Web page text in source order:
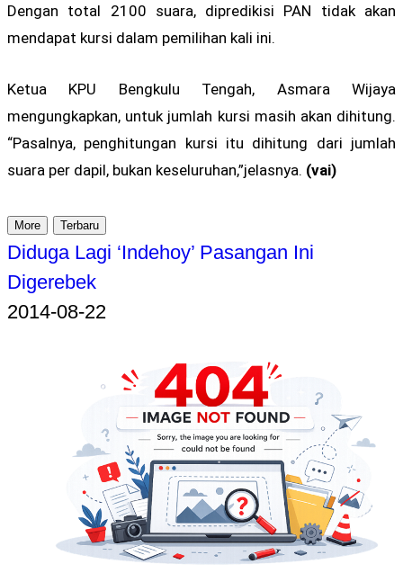
Dengan total 2100 suara, dipredikisi PAN tidak akan
mendapat kursi dalam pemilihan kali ini.
Ketua KPU Bengkulu Tengah, Asmara Wijaya
mengungkapkan, untuk jumlah kursi masih akan dihitung.
“Pasalnya, penghitungan kursi itu dihitung dari jumlah
suara per dapil, bukan keseluruhan,”jelasnya. (vai)
More Terbaru
Diduga Lagi ‘Indehoy’ Pasangan Ini
Digerebek
2014-08-22